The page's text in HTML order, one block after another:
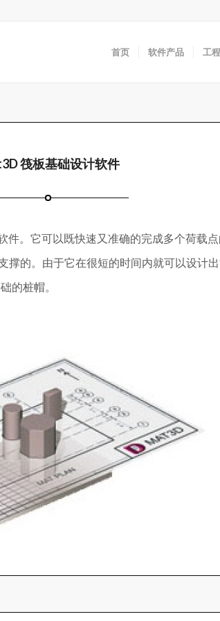
首页 软件产品 工
筏板基础设计软件
件。它可以既快速又准确的完成多个荷载
撑的。由于它在很短的时间内就可以设计
的桩帽。